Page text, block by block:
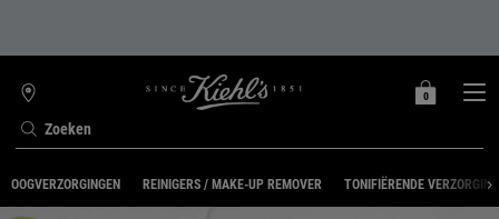
Zoeken
WINKELZOEKER
MIJN
0
0 PRODUCT
OOGVERZORGINGEN REINIGERS / MAKE-UP REMOVER TONIFIËRENDE VERZORGING